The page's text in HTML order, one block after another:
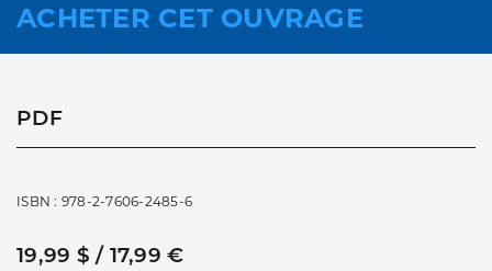
ACHETER CET OUVRAGE
PDF
ISBN : 978-2-7606-2485-6
19,99 $ / 17,99 €